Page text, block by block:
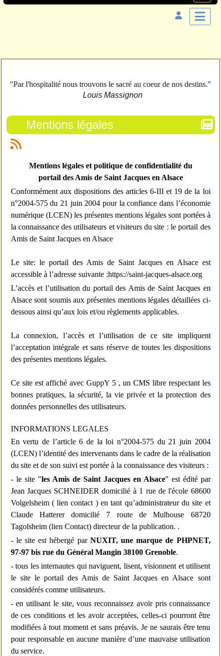
"Par l'hospitalité nous trouvons le sacré au coeur de nos destins."
Louis Massignon
Mentions légales
Mentions légales et politique de confidentialité du
portail des Amis de Saint Jacques en Alsace
Conformément aux dispositions des articles 6-III et 19 de la loi
n°2004-575 du 21 juin 2004 pour la confiance dans l’économie
numérique (LCEN) les présentes mentions légales sont portées à
la connaissance des utilisateurs et visiteurs du site : le portail des
Amis de Saint Jacques en Alsace
Le site: le portail des Amis de Saint Jacques en Alsace est
accessible à l’adresse suivante :https://saint-jacques-alsace.org
L’accès et l’utilisation du portail des Amis de Saint Jacques en
Alsace sont soumis aux présentes mentions légales détaillées ci-
dessous ainsi qu’aux lois et/ou règlements applicables.
La connexion, l’accès et l’utilisation de ce site impliquent
l’acceptation intégrale et sans réserve de toutes les dispositions
des présentes mentions légales.
Ce site est affiché avec GuppY 5 , un CMS libre respectant les
bonnes pratiques, la sécurité, la vie privée et la protection des
données personnelles des utilisateurs.
INFORMATIONS LEGALES
En vertu de l’article 6 de la loi n°2004-575 du 21 juin 2004
(LCEN) l’identité des intervenants dans le cadre de la réalisation
du site et de son suivi est portée à la connaissance des visiteurs :
- le site "les Amis de Saint Jacques en Alsace" est édité par
Jean Jacques SCHNEIDER domicilié à 1 rue de l'école 68600
Volgelsheim (lien contact ) en tant qu’administrateur du site et
Claude Hatterer domicilié 7 route de Mulhouse 68720
Tagolsheim (lien Contact)directeur de la publication. .
- le site est hébergé par NUXIT, une marque de PHPNET,
97-97 bis rue du Général Mangin 38100 Grenoble.
- tous les internautes qui naviguent, lisent, visionnent et utilisent
le site le portail des Amis de Saint Jacques en Alsace sont
considérés comme utilisateurs.
- en utilisant le site, vous reconnaissez avoir pris connaissance
de ces conditions et les avoir acceptées, celles-ci pourront être
modifiées à tout moment et sans préavis. Je ne saurais être tenu
pour responsable en aucune manière d’une mauvaise utilisation
du service.